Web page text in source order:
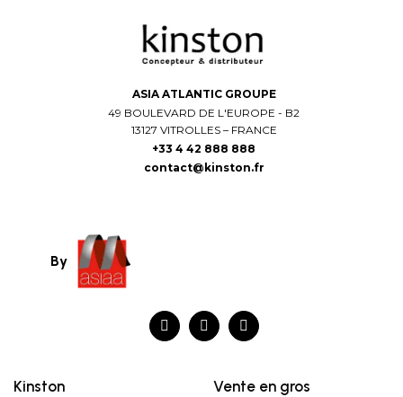
ASIA ATLANTIC GROUPE
49 BOULEVARD DE L'EUROPE - B2
13127 VITROLLES – FRANCE
+33 4 42 888 888
contact@kinston.fr
By
Kinston Vente en gros